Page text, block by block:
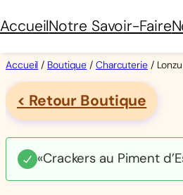
au
contenu
AccueilNotre Savoir-Faire
Accueil / Boutique / Charcuterie/
< Retour Boutique
«Crackers au Piment